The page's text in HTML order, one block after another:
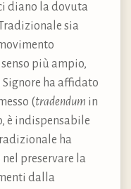
diano la dovuta
sia
più ampio,
ha affidato
(tradendum in
è indispensabile
ha
preservare la
dalla